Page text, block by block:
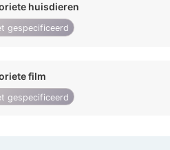
huisdieren
gespecificeerd
film
gespecificeerd